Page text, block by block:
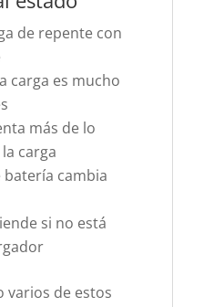
de repente con
carga es mucho
más de lo
carga
batería cambia
si no está
varios de estos